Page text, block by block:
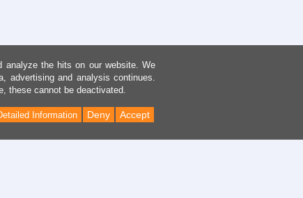
analyze the hits on our website. We
advertising and analysis continues.
these cannot be deactivated.
Accept
Deny
Information